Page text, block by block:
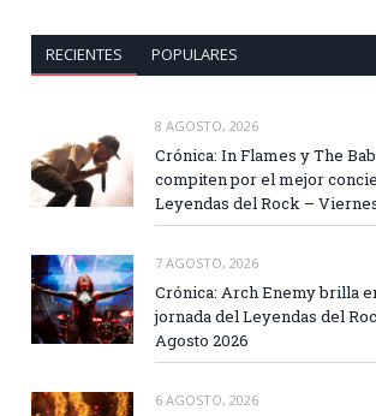
RECIENTES POPULARES
8 AGOSTO, 2026
Crónica: In Flames y The
compiten por el mejor
Leyendas del Rock –
7 AGOSTO, 2026
Crónica: Arch Enemy brilla
jornada del Leyendas del
Agosto 2026
6 AGOSTO, 2026